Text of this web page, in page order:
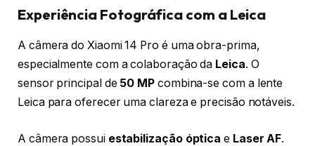
Experiência Fotográfica com a Leica
A câmera do Xiaomi 14 Pro é uma obra-prima,
especialmente com a colaboração da Leica. O
sensor principal de 50 MP combina-se com a lente
Leica para oferecer uma clareza e precisão notáveis.
A câmera possui estabilização óptica e Laser AF.